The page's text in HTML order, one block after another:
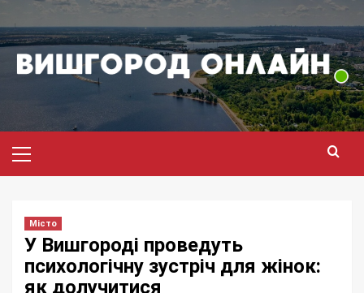
до
вмісту
меню
Місто
У Вишгороді проведуть
психологічну зустріч для жінок:
як долучитися